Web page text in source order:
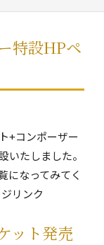
特設HPペ
+コンポーザー
いたしました。
になってみてく
リンク
ット発売